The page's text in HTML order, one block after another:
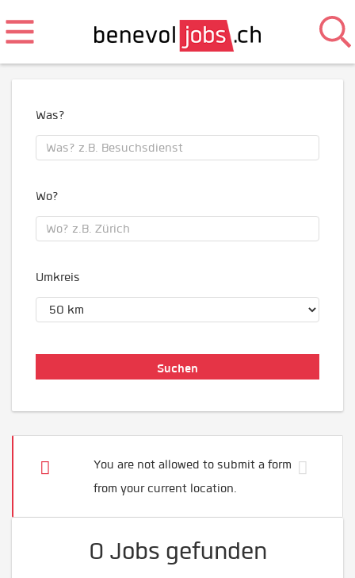
Was?
Wo?
Umkreis
You are not allowed to submit a form
from your current location.
0 Jobs gefunden